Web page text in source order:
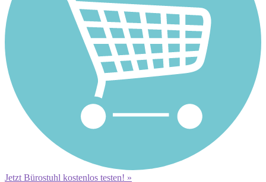
Jetzt Bürostuhl kostenlos testen! »